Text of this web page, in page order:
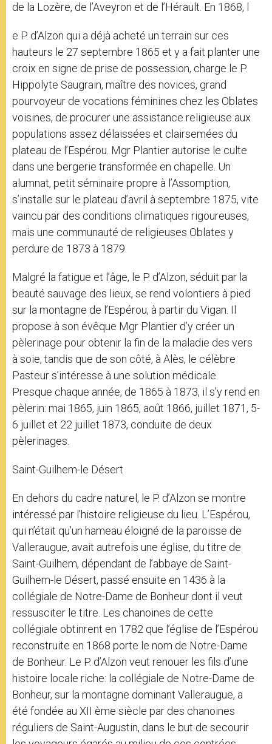
de la Lozère, de l’Aveyron et de l’Hérault. En 1868, l
e P. d’Alzon qui a déjà acheté un terrain sur ces
hauteurs le 27 septembre 1865 et y a fait planter une
croix en signe de prise de possession, charge le P.
Hippolyte Saugrain, maître des novices, grand
pourvoyeur de vocations féminines chez les Oblates
voisines, de procurer une assistance religieuse aux
populations assez délaissées et clairsemées du
plateau de l’Espérou. Mgr Plantier autorise le culte
dans une bergerie transformée en chapelle. Un
alumnat, petit séminaire propre à l’Assomption,
s’installe sur le plateau d’avril à septembre 1875, vite
vaincu par des conditions climatiques rigoureuses,
mais une communauté de religieuses Oblates y
perdure de 1873 à 1879.
Malgré la fatigue et l’âge, le P. d’Alzon, séduit par la
beauté sauvage des lieux, se rend volontiers à pied
sur la montagne de l’Espérou, à partir du Vigan. Il
propose à son évêque Mgr Plantier d’y créer un
pèlerinage pour obtenir la fin de la maladie des vers
à soie, tandis que de son côté, à Alès, le célèbre
Pasteur s’intéresse à une solution médicale.
Presque chaque année, de 1865 à 1873, il s’y rend en
pèlerin: mai 1865, juin 1865, août 1866, juillet 1871, 5-
6 juillet et 22 juillet 1873, conduite de deux
pèlerinages.
Saint-Guilhem-le Désert
En dehors du cadre naturel, le P. d’Alzon se montre
intéressé par l’histoire religieuse du lieu. L’Espérou,
qui n’était qu’un hameau éloigné de la paroisse de
Valleraugue, avait autrefois une église, du titre de
Saint-Guilhem, dépendant de l’abbaye de Saint-
Guilhem-le Désert, passé ensuite en 1436 à la
collégiale de Notre-Dame de Bonheur dont il veut
ressusciter le titre. Les chanoines de cette
collégiale obtinrent en 1782 que l’église de l’Espérou
reconstruite en 1868 porte le nom de Notre-Dame
de Bonheur. Le P. d’Alzon veut renouer les fils d’une
histoire locale riche: la collégiale de Notre-Dame de
Bonheur, sur la montagne dominant Valleraugue, a
été fondée au XII ème siècle par des chanoines
réguliers de Saint-Augustin, dans le but de secourir